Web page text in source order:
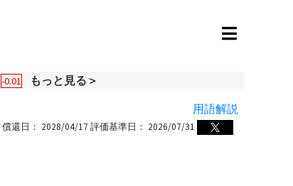
-0.01
もっと見る＞
用語解説
償還日： 2028/04/17 評価基準日： 2026/07/31